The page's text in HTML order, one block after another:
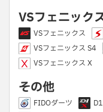
VSフェニック
VSフェニックス
VSフェニックス S4
VSフェニックス X
その他
FIDOダーツ